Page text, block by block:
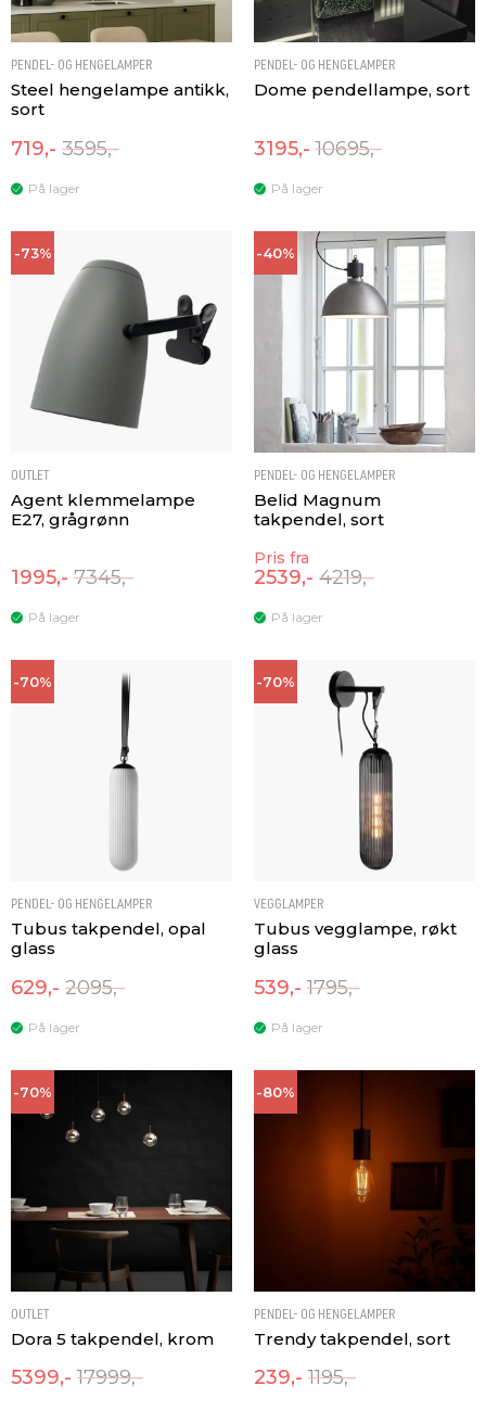
PENDEL- OG HENGELAMPER
Steel hengelampe antikk,
sort
719,- 3595,-
På lager
PENDEL- OG HENGELAMPER
Dome pendellampe, sort
3195,- 10695,-
På lager
-73%
OUTLET
Agent klemmelampe
E27, grågrønn
1995,- 7345,-
På lager
-40%
PENDEL- OG HENGELAMPER
Belid Magnum
takpendel, sort
Pris fra
2539,- 4219,-
På lager
-70%
PENDEL- OG HENGELAMPER
Tubus takpendel, opal
glass
629,- 2095,-
På lager
-70%
VEGGLAMPER
Tubus vegglampe, røkt
glass
539,- 1795,-
På lager
-70%
OUTLET
Dora 5 takpendel, krom
5399,- 17999,-
-80%
PENDEL- OG HENGELAMPER
Trendy takpendel, sort
239,- 1195,-